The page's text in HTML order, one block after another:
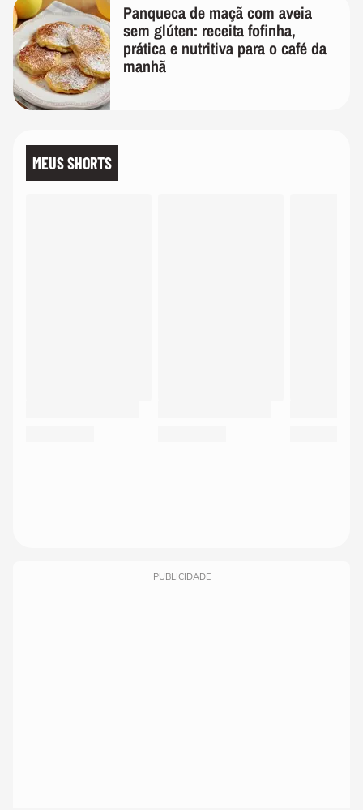
Panqueca de maçã com aveia
sem glúten: receita fofinha,
prática e nutritiva para o café da
manhã
MEUS SHORTS
PUBLICIDADE